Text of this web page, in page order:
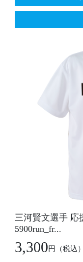
三河賢文選手 応
5900run_fr...
3,300円 （税込）